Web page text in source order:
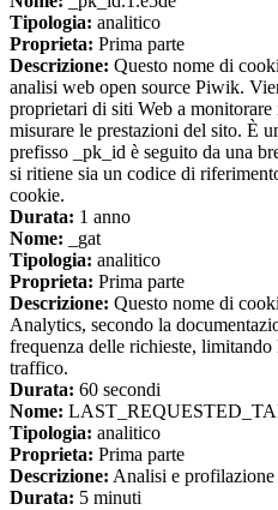
Tipologia: analitico
Proprieta: Prima parte
Descrizione: Questo nome di
analisi web open source Piwik.
proprietari di siti Web a
misurare le prestazioni del sito. È
prefisso _pk_id è seguito da una
si ritiene sia un codice di
cookie.
Durata: 1 anno
Nome: _gat
Tipologia: analitico
Proprieta: Prima parte
Descrizione: Questo nome di
Analytics, secondo la
frequenza delle richieste,
traffico.
Durata: 60 secondi
Nome:
Tipologia: analitico
Proprieta: Prima parte
Descrizione: Analisi e
Durata: 5 minuti